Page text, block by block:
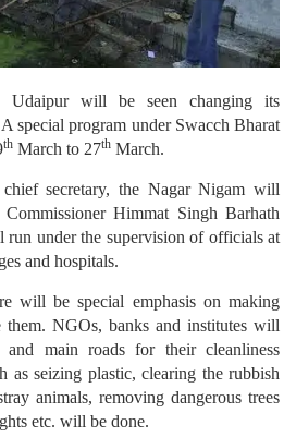
Udaipur will be seen changing its
special program under Swacch Bharat
th March to 27th March.
secretary, the Nagar Nigam will
Himmat Singh Barhath
run under the supervision of officials at
and hospitals.
will be special emphasis on making
them. NGOs, banks and institutes will
main roads for their cleanliness
as seizing plastic, clearing the rubbish
animals, removing dangerous trees
etc. will be done.